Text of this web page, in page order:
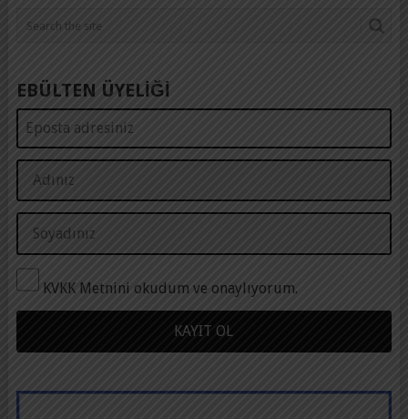
EBÜLTEN ÜYELİĞİ
KVKK Metnini okudum ve onaylıyorum.